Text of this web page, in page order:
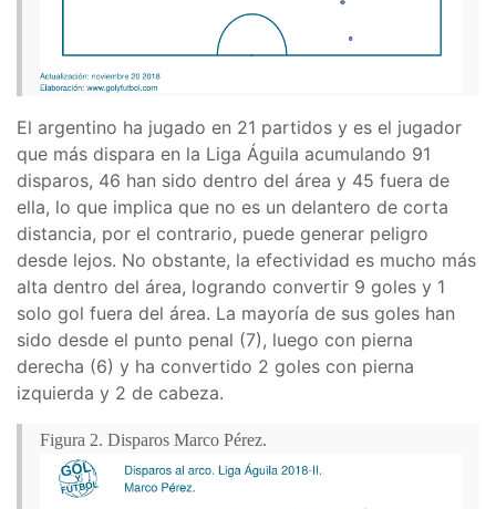
El argentino ha jugado en 21 partidos y es el jugador
que más dispara en la Liga Águila acumulando 91
disparos, 46 han sido dentro del área y 45 fuera de
ella, lo que implica que no es un delantero de corta
distancia, por el contrario, puede generar peligro
desde lejos. No obstante, la efectividad es mucho más
alta dentro del área, logrando convertir 9 goles y 1
solo gol fuera del área. La mayoría de sus goles han
sido desde el punto penal (7), luego con pierna
derecha (6) y ha convertido 2 goles con pierna
izquierda y 2 de cabeza.
Figura 2. Disparos Marco Pérez.